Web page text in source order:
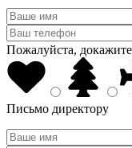
Пожалуйста,
Письмо директору